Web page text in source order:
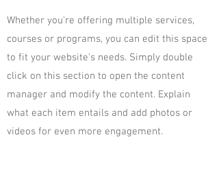
Whether you're offering multiple services,
courses or programs, you can edit this space
to fit your website's needs. Simply double
click on this section to open the content
manager and modify the content. Explain
what each item entails and add photos or
videos for even more engagement.